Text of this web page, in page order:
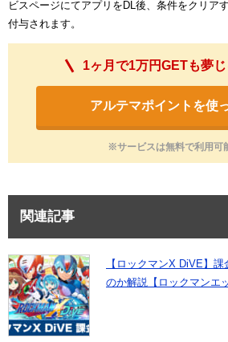
ビスページにてアプリをDL後、条件をクリア
付与されます。
1ヶ月で1万円GETも夢じ
アルテマポイントを使
※サービスは無料で利用可
関連記事
【ロックマンX DiVE】
のか解説【ロックマンエ